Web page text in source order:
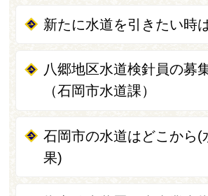
新たに水道を引きたい時
八郷地区水道検針員の募
（石岡市水道課）
石岡市の水道はどこから(
果)